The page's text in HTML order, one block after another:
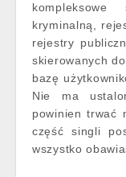
kryminalną,
rejestry
skierowanych
bazę
Nie ma
powinien trwać
część singli
wszystko